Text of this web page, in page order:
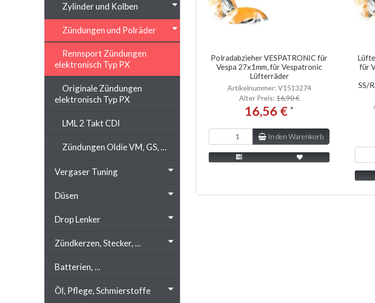
Polradabzieher VESPATRONIC für
Vespa 27x1mm, für Vespatronic
Lüfterräder
Artikelnummer: V1513274
Alter Preis:16,90 €
16,56 € *
In den Warenkorb
für
SS/
Zylinder und Kolben
Zündungen und Polräder
Rennsport Zündungen
elektronisch Typ PX
Originale Zündungen
elektronisch Typ PX
LML 2 Takt CDI
Zündungen Oldie VM, GS, ...
Vergaser Tuning
Düsen
Drop Lenker
Zündkerzen, Stecker, ...
Batterien, ...
Öl, Pflege, Schmierstoffe